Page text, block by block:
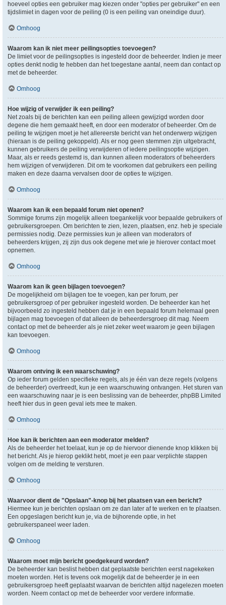
hoeveel opties een gebruiker mag kiezen onder "opties per gebruiker" en een
tijdslimiet in dagen voor de peiling (0 is een peiling van oneindige duur).
Omhoog
Waarom kan ik niet meer peilingsopties toevoegen?
De limiet voor de peilingsopties is ingesteld door de beheerder. Indien je meer
opties denkt nodig te hebben dan het toegestane aantal, neem dan contact op
met de beheerder.
Omhoog
Hoe wijzig of verwijder ik een peiling?
Net zoals bij de berichten kan een peiling alleen gewijzigd worden door
degene die hem gemaakt heeft, en door een moderator of beheerder. Om de
peiling te wijzigen moet je het allereerste bericht van het onderwerp wijzigen
(hieraan is de peiling gekoppeld). Als er nog geen stemmen zijn uitgebracht,
kunnen gebruikers de peiling verwijderen of iedere peilingsoptie wijzigen.
Maar, als er reeds gestemd is, dan kunnen alleen moderators of beheerders
hem wijzigen of verwijderen. Dit om te voorkomen dat gebruikers een peiling
maken en deze daarna vervalsen door de opties te wijzigen.
Omhoog
Waarom kan ik een bepaald forum niet openen?
Sommige forums zijn mogelijk alleen toegankelijk voor bepaalde gebruikers of
gebruikersgroepen. Om berichten te zien, lezen, plaatsen, enz. heb je speciale
permissies nodig. Deze permissies kun je alleen van moderators of
beheerders krijgen, zij zijn dus ook degene met wie je hierover contact moet
opnemen.
Omhoog
Waarom kan ik geen bijlagen toevoegen?
De mogelijkheid om bijlagen toe te voegen, kan per forum, per
gebruikersgroep of per gebruiker ingesteld worden. De beheerder kan het
bijvoorbeeld zo ingesteld hebben dat je in een bepaald forum helemaal geen
bijlagen mag toevoegen of dat alleen de beheerdersgroep dit mag. Neem
contact op met de beheerder als je niet zeker weet waarom je geen bijlagen
kan toevoegen.
Omhoog
Waarom ontving ik een waarschuwing?
Op ieder forum gelden specifieke regels, als je één van deze regels (volgens
de beheerder) overtreedt, kun je een waarschuwing ontvangen. Het sturen van
een waarschuwing naar je is een beslissing van de beheerder, phpBB Limited
heeft hier dus in geen geval iets mee te maken.
Omhoog
Hoe kan ik berichten aan een moderator melden?
Als de beheerder het toelaat, kun je op de hiervoor dienende knop klikken bij
het bericht. Als je hierop geklikt hebt, moet je een paar verplichte stappen
volgen om de melding te versturen.
Omhoog
Waarvoor dient de "Opslaan"-knop bij het plaatsen van een bericht?
Hiermee kun je berichten opslaan om ze dan later af te werken en te plaatsen.
Een opgeslagen bericht kun je, via de bijhorende optie, in het
gebruikerspaneel weer laden.
Omhoog
Waarom moet mijn bericht goedgekeurd worden?
De beheerder kan beslist hebben dat geplaatste berichten eerst nagekeken
moeten worden. Het is tevens ook mogelijk dat de beheerder je in een
gebruikersgroep heeft geplaatst waarvan de berichten altijd nagelezen moeten
worden. Neem contact op met de beheerder voor verdere informatie.